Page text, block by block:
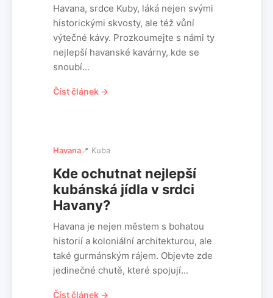
Havana, srdce Kuby, láká nejen svými
historickými skvosty, ale též vůní
výtečné kávy. Prozkoumejte s námi ty
nejlepší havanské kavárny, kde se
snoubí...
Číst článek →
Havana📍 Kuba
Kde ochutnat nejlepší
kubánská jídla v srdci
Havany?
Havana je nejen městem s bohatou
historií a koloniální architekturou, ale
také gurmánským rájem. Objevte zde
jedinečné chutě, které spojují...
Číst článek →